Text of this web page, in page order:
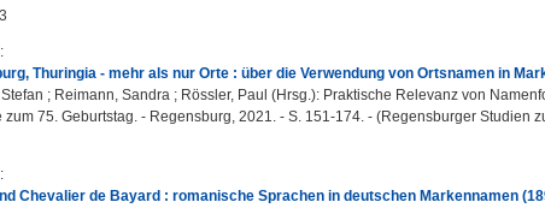
:
Thuringia - mehr als nur Orte : über die Verwendung von Ortsnamen in
; Reimann, Sandra ; Rössler, Paul (Hrsg.): Praktische Relevanz von
zum 75. Geburtstag. - Regensburg, 2021. - S. 151-174. - (Regensburger Studien
:
Chevalier de Bayard : romanische Sprachen in deutschen Markennamen